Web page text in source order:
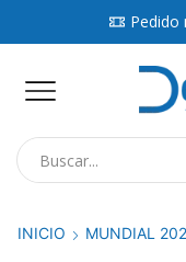
Pedido
INICIO MUNDIAL